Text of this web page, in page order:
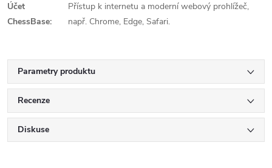
Účet
ChessBase:
Přístup k internetu a moderní webový prohlížeč,
např. Chrome, Edge, Safari.
Parametry produktu
Recenze
Diskuse